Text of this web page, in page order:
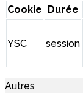
Cookie Durée
YSC session
Autres